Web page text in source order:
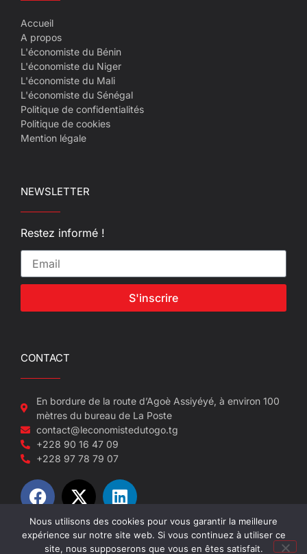
Accueil
A propos
L'économiste du Bénin
L'économiste du Niger
L'économiste du Mali
L'économiste du Sénégal
Politique de confidentialités
Politique de cookies
Mention légale
NEWSLETTER
Restez informé !
S'inscrire
CONTACT
En bordure de la route d’Agoè Assiyéyé, à environ 100
mètres du bureau de La Poste
contact@leconomistedutogo.tg
+228 90 16 47 09
+228 97 78 79 07
© 2022-2026 L'économiste du Togo
Nous utilisons des cookies pour vous garantir la meilleure
expérience sur notre site web. Si vous continuez à utiliser ce
site, nous supposerons que vous en êtes satisfait.